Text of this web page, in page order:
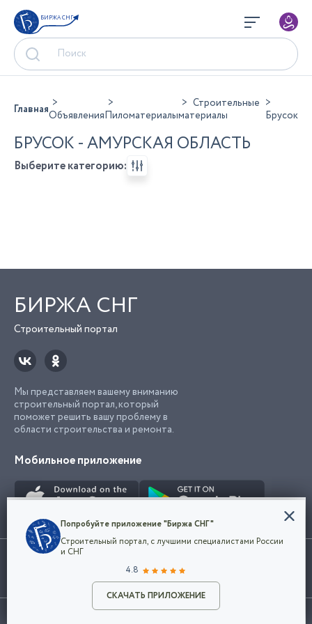
БИРЖА СНГ
Разместить объявление
ГлавнаяОбъявленияПиломатериалы
Строительные
материалы
Брусок
БРУСОК - АМУРСКАЯ ОБЛАСТЬ
Выберите категорию:
БИРЖА СНГ
Строительный портал
Мы представляем вашему вниманию
строительный портал, который
поможет решить вашу проблему в
области строительства и ремонта.
Мобильное приложение
Использование сайта, в том числе подача объявлений, означает
марки представленные на сайте являются собственностью их
©2026Биржа СНГ
Конфиденциальность
Мы используем файлы cookie, чтобы сделать
наш сайт удобным для каждого
Политикой конфиденциальности компании
и принимаете условия использования cookie.
Попробуйте приложение "Биржа СНГ"
Строительный портал, с лучшими специалистами России
и СНГ
4.8
СКАЧАТЬ ПРИЛОЖЕНИЕ